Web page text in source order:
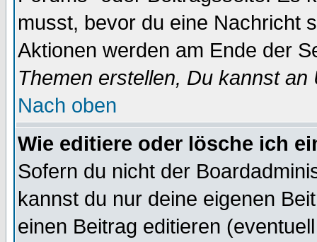
musst, bevor du eine Nachricht
Aktionen werden am Ende der
Themen erstellen, Du kannst
Nach oben
Wie editiere oder lösche ich
Sofern du nicht der
kannst du nur deine eigenen
einen Beitrag editieren